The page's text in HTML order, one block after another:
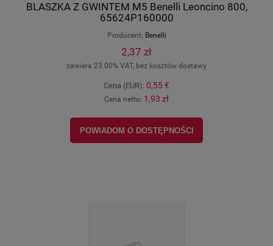
BLASZKA Z GWINTEM M5 Benelli Leoncino 800,
65624P160000
Producent: Benelli
2,37 zł
zawiera 23.00% VAT, bez kosztów dostawy
Cena (EUR): 0,55 €
Cena netto: 1,93 zł
POWIADOM O DOSTĘPNOŚCI